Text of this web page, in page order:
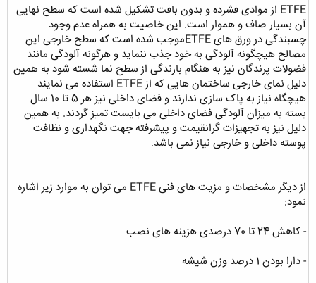
ETFE از موادی فشرده و بدون بافت تشکیل شده است که سطح نهایی
آن بسیار صاف و هموار است. این خاصیت به همراه عدم وجود
چسبندگی در ورق های ETFEموجب شده است که سطح خارجی این
مصالح هیچگونه آلودگی به خود جذب ننماید و هرگونه آلودگی مانند
فضولات پرندگان نیز به هنگام بارندگی از سطح نما شسته شود به همین
دلیل نمای خارجی ساختمان هایی که از ETFE استفاده می نمایند
هیچگاه نیاز به پاک سازی ندارند و فضای داخلی نیز هر 5 تا 10 سال
بسته به میزان آلودگی فضای داخلی می بایست تمیز گردند. به همین
دلیل نیز به تجهیزات گرانقیمت و پیشرفته جهت نگهداری و نظافت
پوسته داخلی و خارجی نیاز نمی باشد.
از دیگر مشخصات و مزیت های فنی ETFE می توان به موارد زیر اشاره
نمود:
- کاهش 24 تا 70 درصدی هزینه های نصب
- دارا بودن 1 درصد وزن شیشه